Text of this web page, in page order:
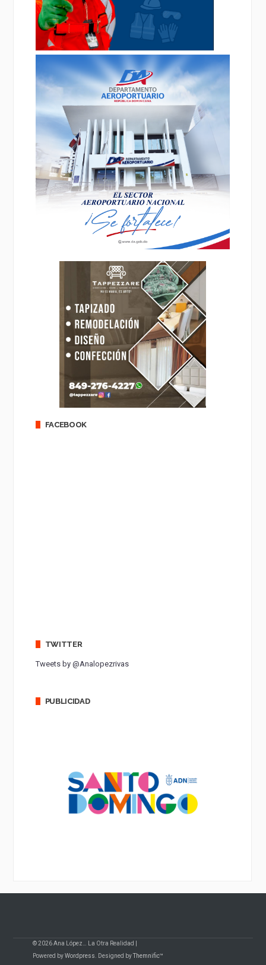
FACEBOOK
TWITTER
Tweets by @Analopezrivas
PUBLICIDAD
© 2026 Ana López… La Otra Realidad |
Powered byWordpress. Designed byThemnific™